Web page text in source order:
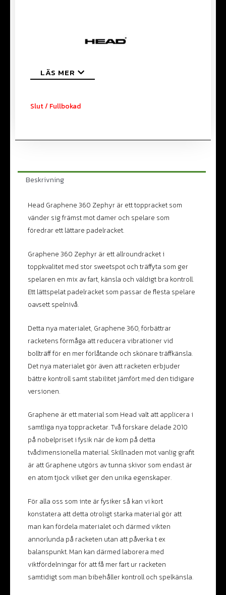
LÄS MER
Slut / Fullbokad
Beskrivning
Head Graphene 360 Zephyr är ett toppracket som
vänder sig främst mot damer och spelare som
föredrar ett lättare padelracket.
Graphene 360 Zephyr är ett allroundracket i
toppkvalitet med stor sweetspot och träffyta som ger
spelaren en mix av fart, känsla och väldigt bra kontroll.
Ett lättspelat padelracket som passar de flesta spelare
oavsett spelnivå.
Detta nya materialet, Graphene 360, förbättrar
racketens förmåga att reducera vibrationer vid
bollträff för en mer förlåtande och skönare träffkänsla.
Det nya materialet gör även att racketen erbjuder
bättre kontroll samt stabilitet jämfört med den tidigare
versionen.
Graphene är ett material som Head valt att applicera i
samtliga nya toppracketar. Två forskare delade 2010
på nobelpriset i fysik när de kom på detta
tvådimensionella material. Skillnaden mot vanlig grafit
är att Graphene utgörs av tunna skivor som endast är
en atom tjock vilket ger den unika egenskaper.
För alla oss som inte är fysiker så kan vi kort
konstatera att detta otroligt starka material gör att
man kan fördela materialet och därmed vikten
annorlunda på racketen utan att påverka t ex
balanspunkt. Man kan därmed laborera med
viktfördelningar för att få mer fart ur racketen
samtidigt som man bibehåller kontroll och spelkänsla.